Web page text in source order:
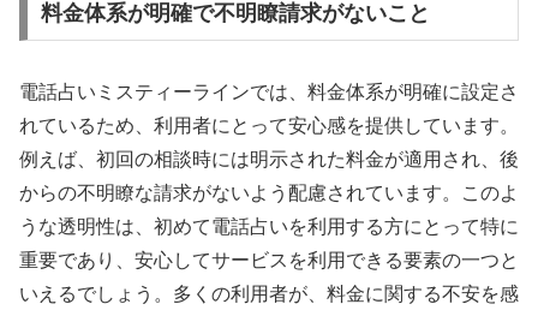
料金体系が明確で不明瞭請求がないこと
電話占いミスティーラインでは、料金体系が明確に設定さ
れているため、利用者にとって安心感を提供しています。
例えば、初回の相談時には明示された料金が適用され、後
からの不明瞭な請求がないよう配慮されています。このよ
うな透明性は、初めて電話占いを利用する方にとって特に
重要であり、安心してサービスを利用できる要素の一つと
いえるでしょう。多くの利用者が、料金に関する不安を感